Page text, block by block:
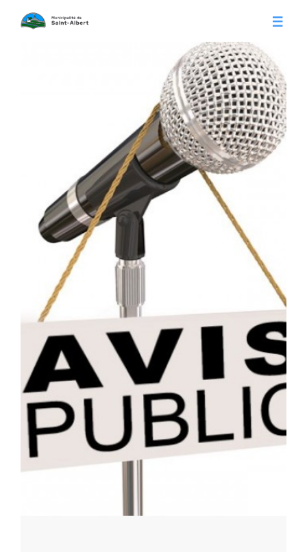
Appels d'offre
Avis publics
Communiqués
Gestion des déchets
Parcs et loisirs
Réglementation
Santé & sécurité
Travaux publics
Calendrier municipal
Publications
Histoire
Membres
Parc canin